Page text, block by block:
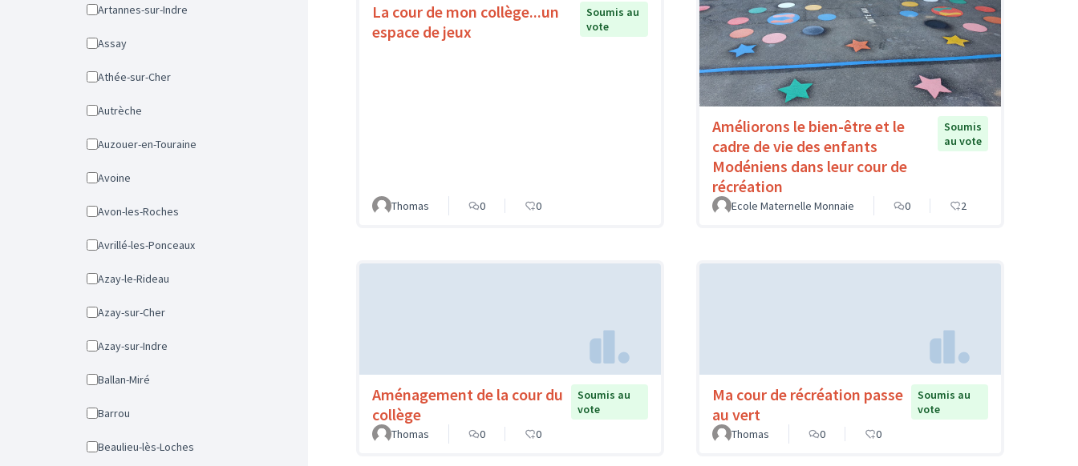
Artannes-sur-Indre
Assay
Athée-sur-Cher
Autrèche
Auzouer-en-Touraine
Avoine
Avon-les-Roches
Avrillé-les-Ponceaux
Azay-le-Rideau
Azay-sur-Cher
Azay-sur-Indre
Ballan-Miré
Barrou
Beaulieu-lès-Loches
La cour de mon collège...un
espace de jeux
Soumis au
vote
Thomas 0 0
Améliorons le bien-être et le
cadre de vie des enfants
Modéniens dans leur cour de
récréation
Soumis
au vote
Ecole Maternelle Monnaie 0 2
Aménagement de la cour du
collège
Soumis au
vote
Thomas
0 0
Ma cour de récréation passe
au vert
Soumis au
vote
Thomas
0 0